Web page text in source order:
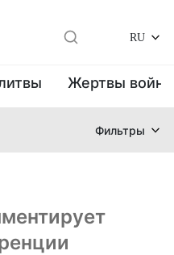
RU
Жертвы
Фильтры